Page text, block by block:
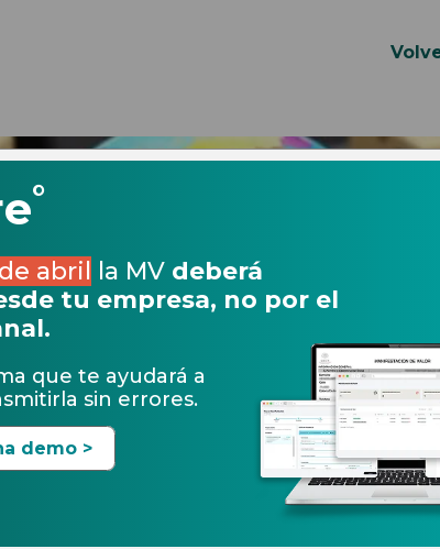
21.02.2020
de documentos
comercio
°
abril la MV deberá
tu empresa, no por el
que te ayudará a
sin errores.
demo >